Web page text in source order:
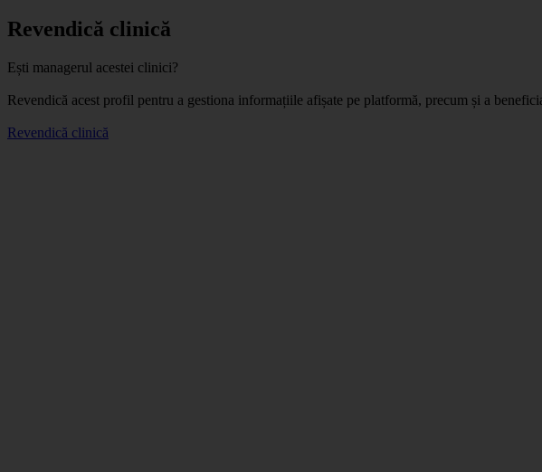
Revendică clinică
Ești managerul acestei clinici?
Revendică acest profil pentru a gestiona informațiile afișate pe platformă, precum și a
Revendică clinică